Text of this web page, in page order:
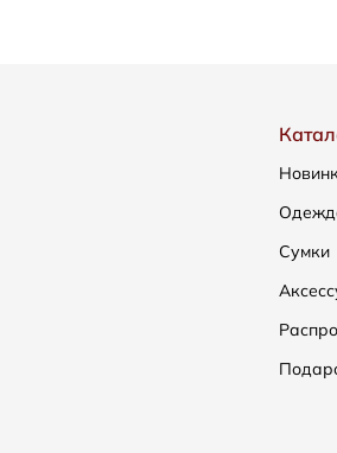
Сумки